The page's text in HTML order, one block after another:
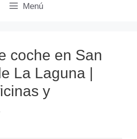
Menú
coche en San
La Laguna |
y